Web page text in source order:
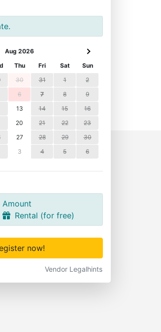
Aug 2026
Thu Fri Sat
Sun
30 31 1
2
6 7 8
9
13 14 15
16
20 21 22
23
27 28 29
30
3 4 5 6
Amount
Rental (for free)
now!
Vendor Legalhints